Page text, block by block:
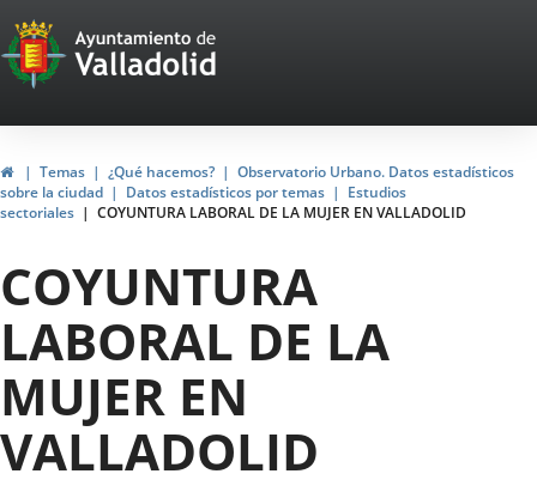
Portal
Web
del
Ayuntamiento
de
Valladolid
HomeTemas ¿Qué hacemos?
Observatorio Urbano. Datos estadísticos
sobre la ciudad
Datos estadísticos por temas
Estudios
sectoriales
COYUNTURA LABORAL DE LA MUJER EN VALLADOLID
COYUNTURA
LABORAL DE LA
MUJER EN
VALLADOLID